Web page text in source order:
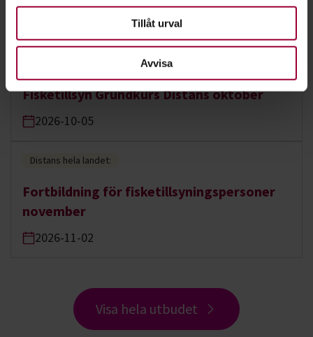
Tillåt urval
Avvisa
Fisketillsyn Grundkurs Distans oktober
2026-10-05
Distans hela landet:
Fortbildning för fisketillsyningspersoner
november
2026-11-02
Visa hela utbudet